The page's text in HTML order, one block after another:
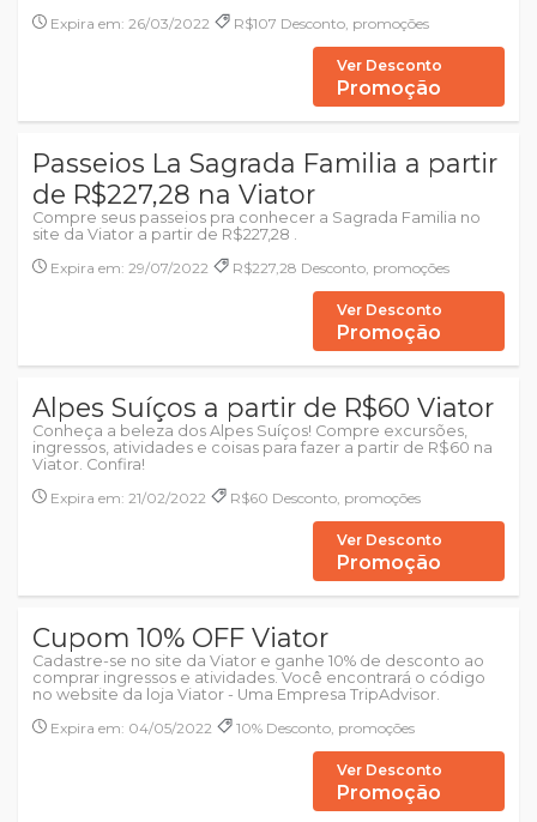
Expira em: 26/03/2022
R$107 Desconto, promoções
Ver Desconto
Promoção
Passeios La Sagrada Familia a partir
de R$227,28 na Viator
Compre seus passeios pra conhecer a Sagrada Familia no
site da Viator a partir de R$227,28 .
Expira em: 29/07/2022
R$227,28 Desconto, promoções
Ver Desconto
Promoção
Alpes Suíços a partir de R$60 Viator
Conheça a beleza dos Alpes Suíços! Compre excursões,
ingressos, atividades e coisas para fazer a partir de R$60 na
Viator. Confira!
Expira em: 21/02/2022
R$60 Desconto, promoções
Ver Desconto
Promoção
Cupom 10% OFF Viator
Cadastre-se no site da Viator e ganhe 10% de desconto ao
comprar ingressos e atividades. Você encontrará o código
no website da loja Viator - Uma Empresa TripAdvisor.
Expira em: 04/05/2022
10% Desconto, promoções
Ver Desconto
Promoção